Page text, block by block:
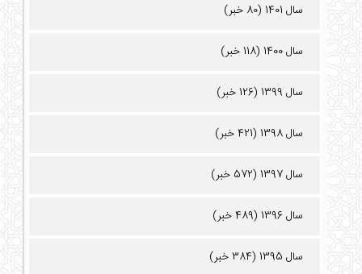
سال 1401 (80 خبر)
سال 1400 (118 خبر)
سال 1399 (126 خبر)
سال 1398 (421 خبر)
سال 1397 (572 خبر)
سال 1396 (489 خبر)
سال 1395 (384 خبر)